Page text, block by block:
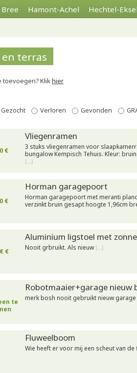
Bree Hamont-Achel Hechtel-
terras
toevoegen? Klikhier
Gezocht Verloren Gevonden
€
Vliegenramen
3 stuks vliegenramen voor
bungalow Kempisch Tehuis. Kleur:
(…)
€
Horman garagepoort
Horman garagepoort met meranti
verzinkt bruin gesapt hoogte 1,96cm
€
Aluminium ligstoel met
Nooit grbruikt. Als nieuw(…)
te
Robotmaaier+garage nieuw
merk bosh nooit gebruikt nieuw
Fluweelboom
Wie heeft er voor mij een scheut van